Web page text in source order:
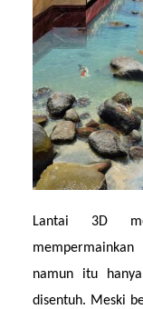
Lantai 3D
namun itu
disentuh. Meski